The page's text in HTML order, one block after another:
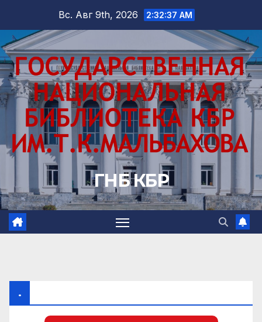
содержимому
Вс. Авг 9th, 2026 2:32:38 AM
ГНБ КБР
.